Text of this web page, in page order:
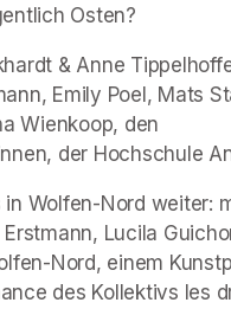
Osten?
& Anne
Emily Poel, Mats
Wienkoop, den
der Hochschule
in Wolfen-Nord weiter:
Lucila
Nord, einem
des Kollektivs les